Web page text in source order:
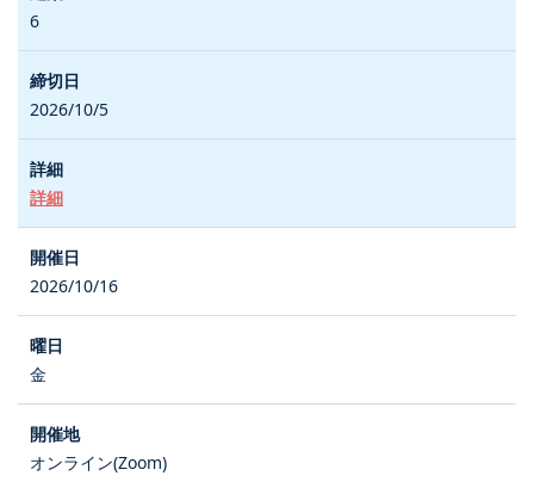
6
2026/10/5
詳細
2026/10/16
金
オンライン(Zoom)